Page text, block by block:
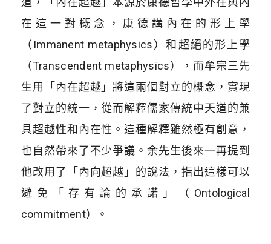
在這一對概念，康德講內在的形上學
（Immanent metaphysics）和超絕的形上學
（Transcendent metaphysics），而牟宗三先
生用「內在超越」將這兩個對立的概念，實現
了對立的統一，從而解釋儒家傳統中天道的兼
具超越性和內在性。這種解釋雖然極有創意，
也自然帶來了不少爭議。余先生後來一再提到
他改用了「內向超越」的說法，指出這樣可以
避免「存有論的承諾」（Ontological
commitment）。